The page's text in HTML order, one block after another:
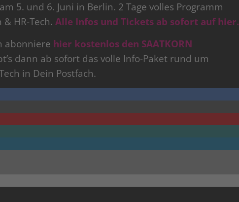
5. und 6. Juni in Berlin. 2 Tage volles Programm
HR-Tech. Alle Infos und Tickets ab sofort auf hier.
abonniere hier kostenlos den SAATKORN
dann ab sofort das volle Info-Paket rund um
in Dein Postfach.